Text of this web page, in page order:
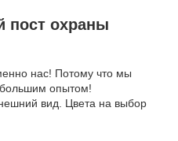
пост охраны
нас! Потому что мы
опытом!
вид. Цвета на выбор